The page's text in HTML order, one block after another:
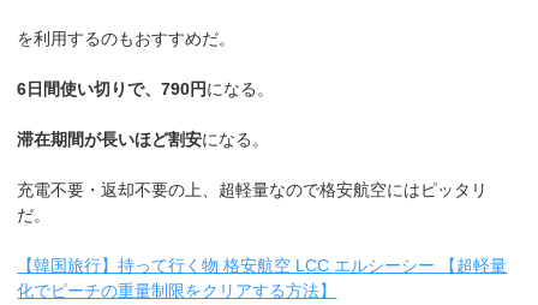
を利用するのもおすすめだ。
6日間使い切りで、790円になる。
滞在期間が長いほど割安になる。
充電不要・返却不要の上、超軽量なので格安航空にはピッタリ
だ。
【韓国旅行】持って行く物 格安航空 LCC エルシーシー 【超軽量
化でピーチの重量制限をクリアする方法】